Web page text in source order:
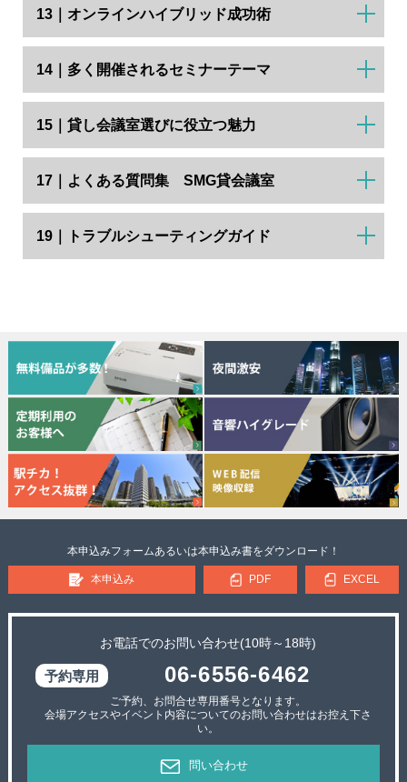
13｜オンラインハイブリッド成功術
14｜多く開催されるセミナーテーマ
15｜貸し会議室選びに役立つ魅力
17｜よくある質問集 SMG貸会議室
19｜トラブルシューティングガイド
本申込みフォームあるいは本申込み書をダウンロード！
本申込み PDF EXCEL
お電話でのお問い合わせ(10時～18時)
06-6556-6462
ご予約、お問合せ専用番号となります。
会場アクセスやイベント内容についてのお問い合わせはお控え下さ
い。
問い合わせ